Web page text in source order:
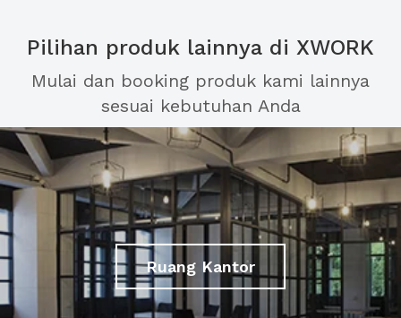
Pilihan produk lainnya di XWORK
Mulai dan booking produk kami lainnya
sesuai kebutuhan Anda
Ruang Kantor